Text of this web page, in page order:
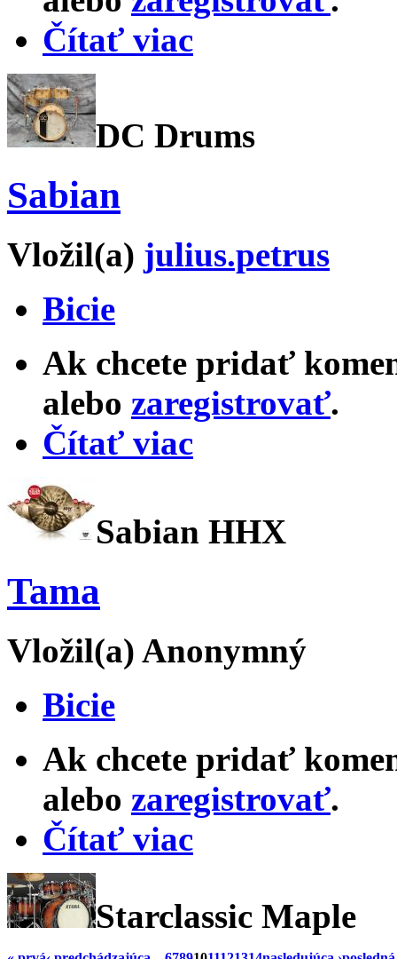
Čítať viac
DC Drums
Sabian
Vložil(a) julius.petrus
Bicie
Ak chcete pridať
alebo zaregistrovať.
Čítať viac
Sabian HHX
Tama
Vložil(a) Anonymný
Bicie
Ak chcete pridať
alebo zaregistrovať.
Čítať viac
Starclassic Maple